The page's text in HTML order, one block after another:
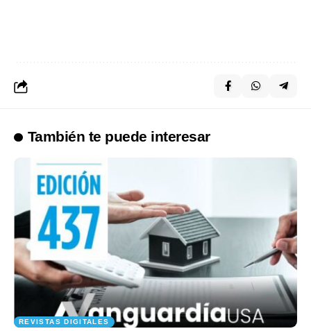
También te puede interesar
REVISTAS DIGITALES